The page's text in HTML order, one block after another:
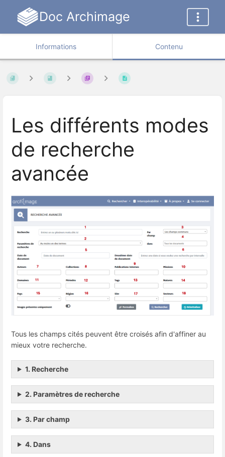
Doc Archimage
Informations Contenu
Les différents modes
de recherche
avancée
Tous les champs cités peuvent être croisés afin d'affiner au
mieux votre recherche.
1. Recherche
2. Paramètres de recherche
3. Par champ
4. Dans